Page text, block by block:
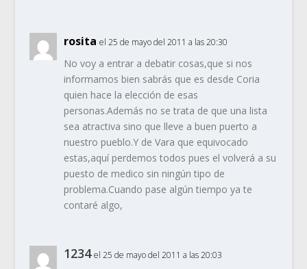
rosita el 25 de mayo del 2011 a las 20:30
No voy a entrar a debatir cosas,que si nos
informamos bien sabrás que es desde Coria
quien hace la elección de esas
personas.Además no se trata de que una lista
sea atractiva sino que lleve a buen puerto a
nuestro pueblo.Y de Vara que equivocado
estas,aquí perdemos todos pues el volverá a su
puesto de medico sin ningún tipo de
problema.Cuando pase algún tiempo ya te
contaré algo,
1234 el 25 de mayo del 2011 a las 20:03